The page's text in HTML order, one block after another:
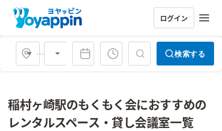
ログイン
会場タイプ 検索する
稲村ヶ崎駅のもくもく会におすすめの
レンタルスペース・貸し会議室一覧